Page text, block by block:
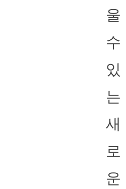
울
수
있
는
새
로
운